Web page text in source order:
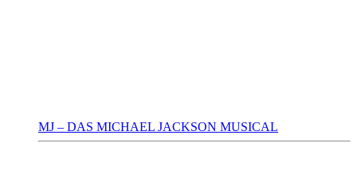
MJ – DAS MICHAEL JACKSON MUSICAL